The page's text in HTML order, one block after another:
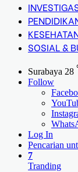
SOSIAL &
Surabaya 28
Follow
Log In
Pencarian
7
Tranding